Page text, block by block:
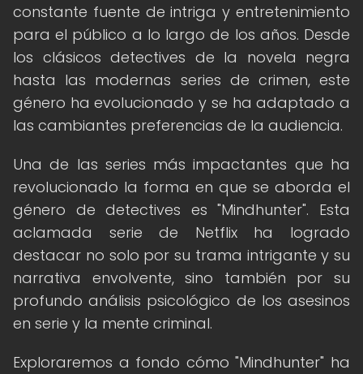
constante fuente de intriga y entretenimiento
para el público a lo largo de los años. Desde
los clásicos detectives de la novela negra
hasta las modernas series de crimen, este
género ha evolucionado y se ha adaptado a
las cambiantes preferencias de la audiencia.
Una de las series más impactantes que ha
revolucionado la forma en que se aborda el
género de detectives es "Mindhunter". Esta
aclamada serie de Netflix ha logrado
destacar no solo por su trama intrigante y su
narrativa envolvente, sino también por su
profundo análisis psicológico de los asesinos
en serie y la mente criminal.
Exploraremos a fondo cómo "Mindhunter" ha